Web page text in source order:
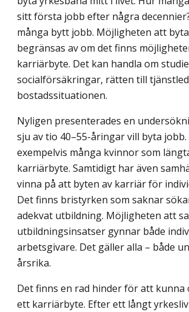
sitt första jobb efter några
många bytt jobb. Möjligheten att
begränsas av om det finns
karriärbyte. Det kan handla om
socialförsäkringar, rätten till
bostadssituationen.
Nyligen presenterades en
sju av tio 40–55-åringar vill byta
exempelvis många kvinnor som
karriärbyte. Samtidigt har även
vinna på att byten av karriär för
Det finns bristyrken som saknar
adekvat utbildning. Möjligheten att
utbildningsinsatser gynnar både
arbetsgivare. Det gäller alla – både
årsrika.
Det finns en rad hinder för att kunna
ett karriärbyte. Efter ett långt